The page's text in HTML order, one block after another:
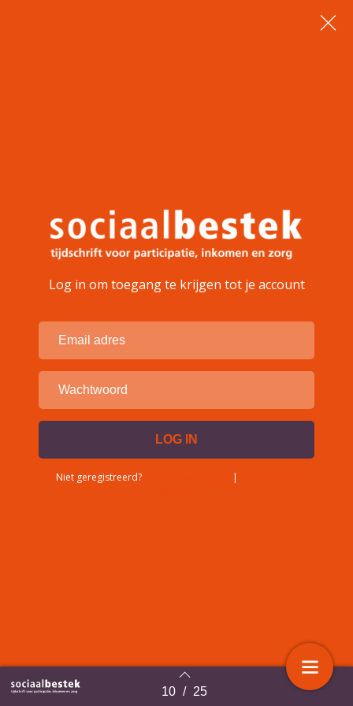
Terug naar overzicht 10 / 25
Log in om toegang te krijgen tot je account
Niet geregistreerd? |